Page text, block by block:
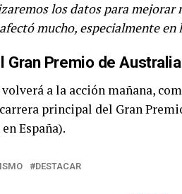
los datos para mejorar
mucho, especialmente en
Gran Premio de Australia
volverá a la acción mañana,
principal del Gran
España).
DESTACAR